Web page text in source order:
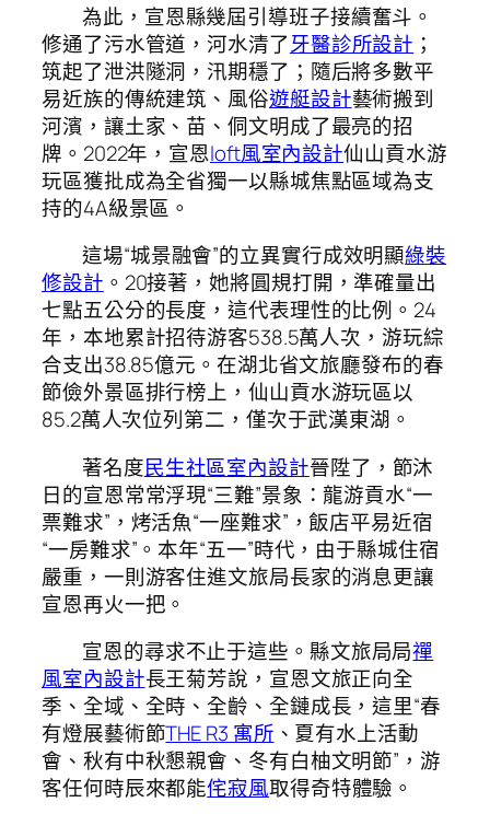
為此，宣恩縣幾屆引導班子接續奮斗。
修通了污水管道，河水清了牙醫診所設計 ；
筑起了泄洪隧洞，汛期穩了；隨后將多數平
易近族的傳統建筑、風俗遊艇設計藝術搬到
河濱，讓土家、苗、侗文明成了最亮的招
牌。2022年，宣恩loft風室內設計仙山貢水游
玩區獲批成為全省獨一以縣城焦點區域為支
持的4A級景區。
這場“城景融會”的立異實行成效明顯綠裝
修設計 。20接著，她將圓規打開，準確量出
七點五公分的長度，這代表理性的比例。24
年，本地累計招待游客538.5萬人次，游玩綜
合支出38.85億元。在湖北省文旅廳發布的春
節儉外景區排行榜上，仙山貢水游玩區以
85.2萬人次位列第二，僅次于武漢東湖。
著名度民生社區室內設計晉陞了，節沐
日的宣恩常常浮現“三難”景象：龍游貢水“一
票難求”，烤活魚“一座難求”，飯店平易近宿
“一房難求”。本年“五一”時代，由于縣城住宿
嚴重，一則游客住進文旅局長家的消息更讓
宣恩再火一把。
宣恩的尋求不止于這些。縣文旅局局禪
風室內設計長王菊芳說，宣恩文旅正向全
季、全域、全時、全齡、全鏈成長，這里“春
有燈展藝術節THE R3 寓所 、夏有水上活動
會、秋有中秋懇親會、冬有白柚文明節”，游
客任何時辰來都能侘寂風取得奇特體驗。